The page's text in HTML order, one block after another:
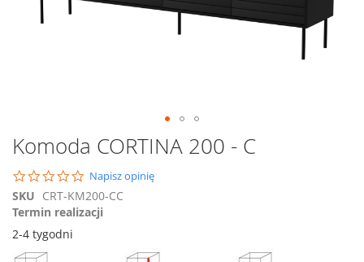
Przejdź
na
początek
galerii
Komoda CORTINA 200 - C
0.0
star
rating
Napisz opinię
SKU CRT-KM200-CC
Termin realizacji
2-4 tygodni